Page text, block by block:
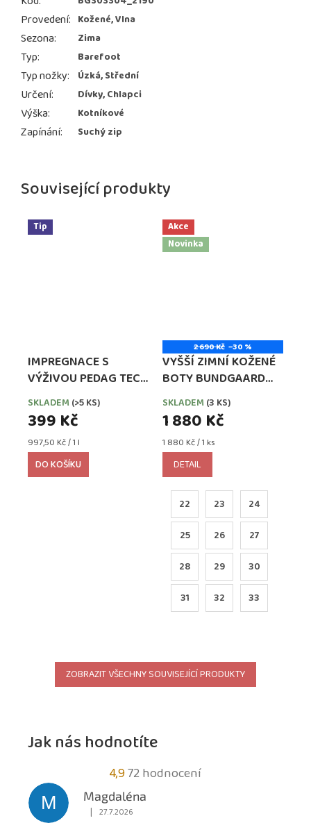
Související produkty
Tip
IMPREGNACE S
VÝŽIVOU PEDAG TECH
WATERPROOFER,
EXTRA SILNÁ
SKLADEM (>5 KS)
399 Kč
Měrná
cena:
997,50 Kč / 1 l
DO KOŠÍKU
Akce
Novinka
2 690 Kč –30 %
VYŠŠÍ ZIMNÍ KOŽENÉ
BOTY BUNDGAARD
BASIL TEX BLACK
(BG303314_1199)
SKLADEM (3 KS)
1 880 Kč
Měrná
cena:
1 880 Kč / 1 ks
DETAIL
22 23 24
25 26 27
28 29 30
31 32 33
ZOBRAZIT VŠECHNY SOUVISEJÍCÍ PRODUKTY
Provedení: Kožené, Vlna
Sezona: Zima
Typ: Barefoot
Typ nožky: Úzká, Střední
Určení: Dívky, Chlapci
Výška: Kotníkové
Zapínání: Suchý zip
Jak nás hodnotíte
4,9Průměrné
hodnocení
obchodu
72 hodnocení
M
Magdaléna
Hodnocení obchodu je 5 z 5 hvězdiček.
| 27.7.2026